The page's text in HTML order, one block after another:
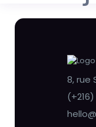
8, rue
(+216)